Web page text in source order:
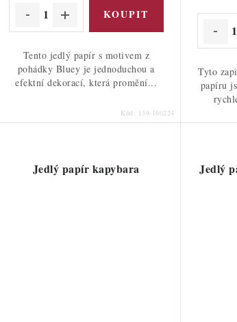
Tento jedlý papír s motivem z
pohádky Bluey je jednoduchou a
efektní dekorací, která promění...
Kód: 139-160224
Tyto
papíru
Jedlý papír kapybara Jedlý